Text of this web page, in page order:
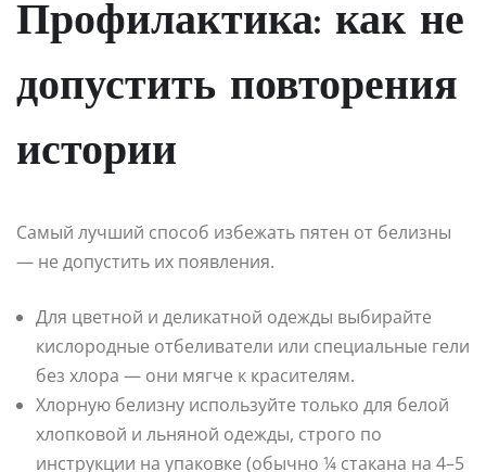
Профилактика: как не
допустить повторения
истории
Самый лучший способ избежать пятен от белизны
— не допустить их появления.
Для цветной и деликатной одежды выбирайте
кислородные отбеливатели или специальные гели
без хлора — они мягче к красителям.
Хлорную белизну используйте только для белой
хлопковой и льняной одежды, строго по
инструкции на упаковке (обычно ¼ стакана на 4–5